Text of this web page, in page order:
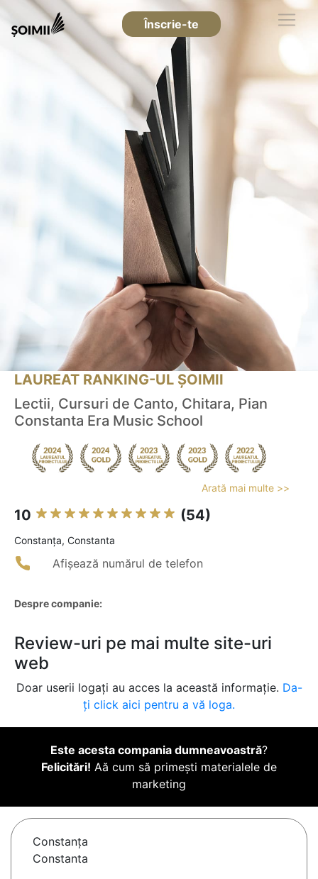
Înscrie-te
LAUREAT RANKING-UL ȘOIMII
Lectii, Cursuri de Canto, Chitara, Pian
Constanta Era Music School
Arată mai multe >>
10 (54)
Constanţa, Constanta
Afișează numărul de telefon
Despre companie:
Review-uri pe mai multe site-uri
web
Doar userii logați au acces la această informație. Da-
ți click aici pentru a vă loga.
Este acesta compania dumneavoastră?
Felicitări! Aă cum să primești materialele de
marketing
Constanţa
Constanta